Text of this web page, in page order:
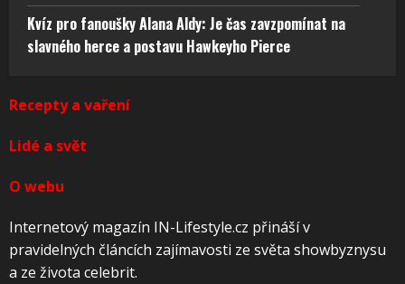
Kvíz pro fanoušky Alana Aldy: Je čas zavzpomínat na
slavného herce a postavu Hawkeyho Pierce
Recepty a vaření
Lidé a svět
O webu
Internetový magazín IN-Lifestyle.cz přináší v
pravidelných článcích zajímavosti ze světa showbyznysu
a ze života celebrit.